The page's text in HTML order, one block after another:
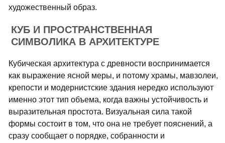
художественный образ.
КУБ И ПРОСТРАНСТВЕННАЯ
СИМВОЛИКА В АРХИТЕКТУРЕ
Кубическая архитектура с древности воспринимается
как выражение ясной меры, и потому храмы, мавзолеи,
крепости и модернистские здания нередко используют
именно этот тип объема, когда важны устойчивость и
выразительная простота. Визуальная сила такой
формы состоит в том, что она не требует пояснений, а
сразу сообщает о порядке, собранности и